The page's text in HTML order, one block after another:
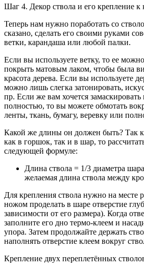
Шаг 4. Декор ствола и его крепление к
Теперь нам нужно поработать со
сказано, сделать его своими руками
ветки, карандаша или любой палки.
Если вы используете ветку, то ее
покрыть матовым лаком, чтобы была
красота дерева. Если вы используете
можно лишь слегка затонировать,
пр. Если же вам хочется замаскировать
полностью, то вы можете обмотать
ленты, ткань, бумагу, веревку или
Какой же длины он должен быть? Так
как в горшок, так и в шар, то
следующей формуле:
Длина ствола = 1/3 диаметра
желаемая длина ствола между
Для крепления ствола нужно на месте
ножом проделать в шаре отверстие
зависимости от его размера). Когда
заполните его дно термо-клеем и
упора. Затем продолжайте держать
наполнять отверстие клеем вокруг
Крепление двух переплетённых